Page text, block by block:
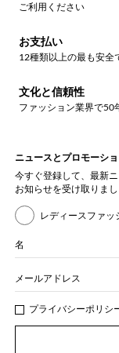
ご利用ください
お支払い
12種類以上の最も安全
文化と信頼性
ファッション業界で50
ニュースとプロモーシ
今すぐ登録して、最新
お知らせを受け取りまし
レディースファッ
名
メールアドレス
プライバシーポリシ